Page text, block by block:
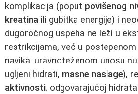
komplikacija (poput povišenog
kreatina ili gubitka energije) i
dugoročnog uspeha ne leži u
restrikcijama, već u
navika: uravnoteženom unosu
ugljeni hidrati, masne naslage),
aktivnosti, odgovarajućoj